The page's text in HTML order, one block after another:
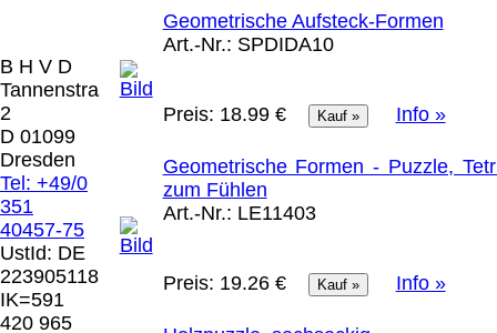
B H V D
Tannenstrasse
2
D 01099
Dresden
Tel: +49/0
351
40457-75
UstId: DE
223905118
IK=591
420 965
Geometrische Aufsteck-Formen
Art.-Nr.: SPDIDA10
Preis: 18.99 € Info »
Geometrische Formen - Puzzle,
zum Fühlen
Art.-Nr.: LE11403
Preis: 19.26 € Info »
Ausstellungen:
0.00 €
erhalten also
keinen
Die in diesem Dokument genannten
Warenzeichen sind Eigentum der jeweiligen
Firmen. Preisänderungen, Irrtümer und
technische Änderungen vorbehalten.
letzte Änderung: 18. Dezember 2025 Blinden
Hilfsmittel Vertrieb Dresden,
Mit einem Urteil vom 12.05.1998 - 312 O
85/98 - Haftung für Links hat das Landgericht
2026